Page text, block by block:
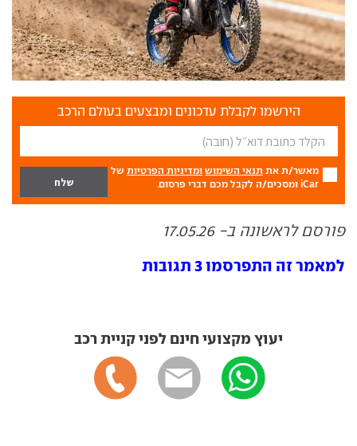
הירשמו לקבלת עדכונים ומבצעים בעולם הרכב
מאשר/ת את תנאי השימוש ומדיניות הפרטיות של
iCar ומסכים/ה לקבל מכם דברי פרסום.
פורסם לראשונה ב- 17.05.26
למאמר זה התפרסמו 3 תגובות
יעוץ מקצועי חינם לפני קניית רכב